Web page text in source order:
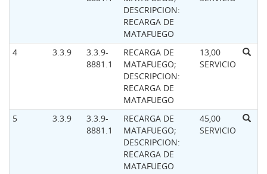
DESCRIPCION:
RECARGA DE
MATAFUEGO
4 3.3.9
3.3.9-
8881.1
RECARGA DE
MATAFUEGO;
DESCRIPCION:
RECARGA DE
MATAFUEGO
13,00
SERVICIO
5 3.3.9
3.3.9-
8881.1
RECARGA DE
MATAFUEGO;
DESCRIPCION:
RECARGA DE
MATAFUEGO
45,00
SERVICIO